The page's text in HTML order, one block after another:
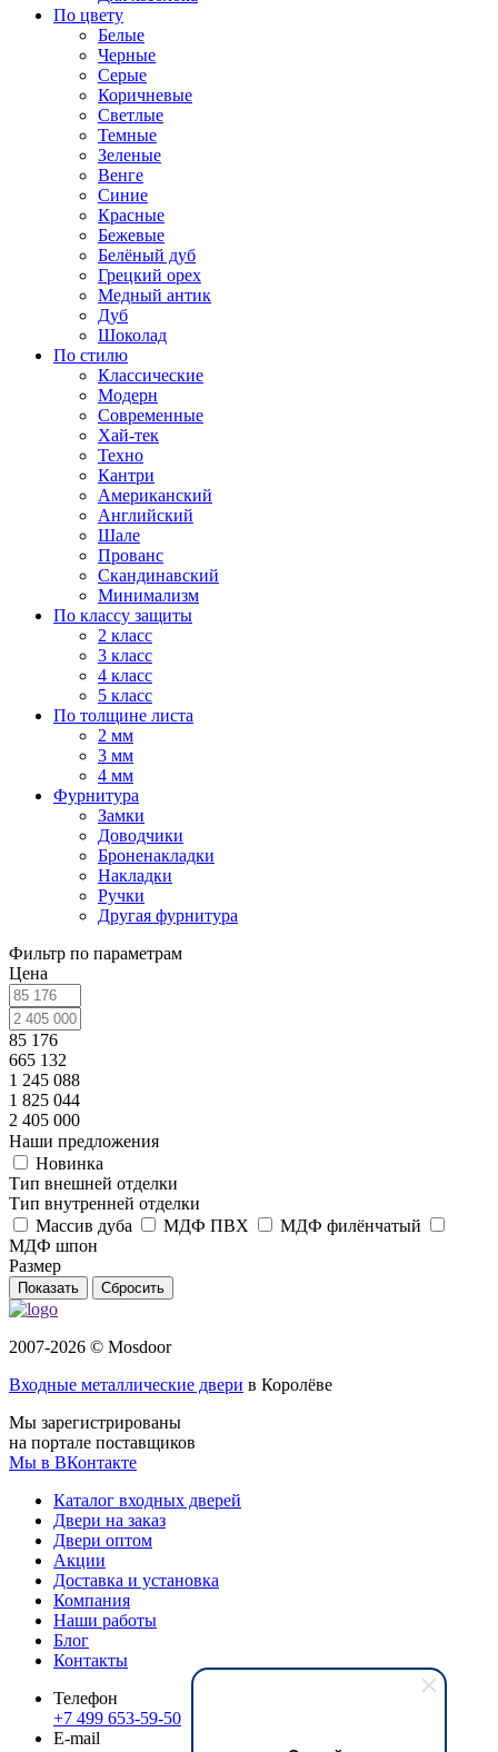
По цвету
Белые
Черные
Серые
Коричневые
Светлые
Темные
Зеленые
Венге
Синие
Красные
Бежевые
Белёный дуб
Грецкий орех
Медный антик
Дуб
Шоколад
По стилю
Классические
Модерн
Современные
Хай-тек
Техно
Кантри
Американский
Английский
Шале
Прованс
Скандинавский
Минимализм
По классу защиты
2 класс
3 класс
4 класс
5 класс
По толщине листа
2 мм
3 мм
4 мм
Фурнитура
Замки
Доводчики
Броненакладки
Накладки
Ручки
Другая фурнитура
Фильтр по параметрам
Цена
85 176
665 132
1 245 088
1 825 044
2 405 000
Наши предложения
Новинка
Тип внешней отделки
Тип внутренней отделки
Массив дуба
МДФ ПВХ
МДФ филёнчатый
МДФ шпон
Размер
Сбросить
2007-2026 © Mosdoor
Входные металлические двери в Королёве
Мы зарегистрированы
на портале поставщиков
Мы в ВКонтакте
Каталог входных дверей
Двери на заказ
Двери оптом
Акции
Доставка и установка
Компания
Наши работы
Блог
Контакты
Телефон
+7 499 653-59-50
E-mail